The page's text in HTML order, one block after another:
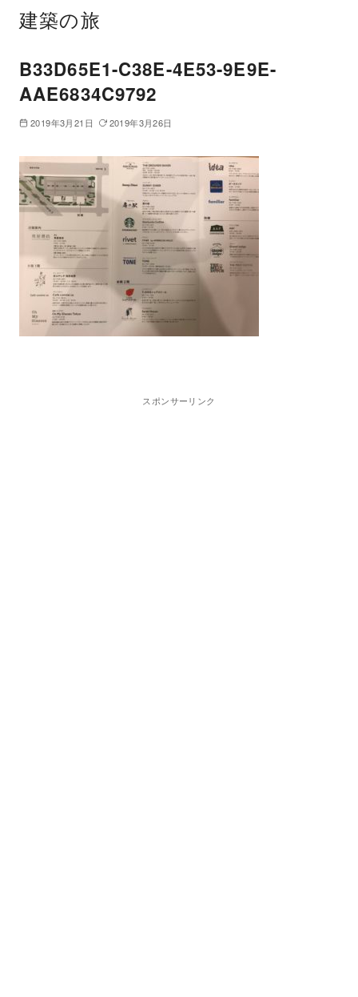
建築の旅
B33D65E1-C38E-4E53-9E9E-
AAE6834C9792
2019年3月21日 2019年3月26日
スポンサーリンク